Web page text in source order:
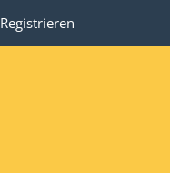
Registrieren